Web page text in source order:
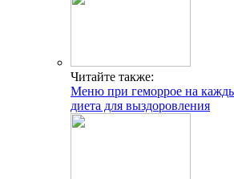
Читайте также:
Меню при геморрое на
диета для выздоровления